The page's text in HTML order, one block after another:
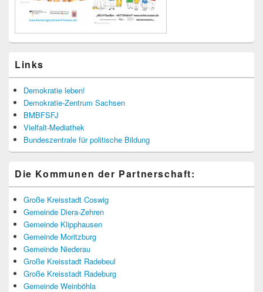
Links
Demokratie leben!
Demokratie-Zentrum Sachsen
BMBFSFJ
Vielfalt-Mediathek
Bundeszentrale für politische Bildung
Die Kommunen der Partnerschaft:
Große Kreisstadt Coswig
Gemeinde Diera-Zehren
Gemeinde Klipphausen
Gemeinde Moritzburg
Gemeinde Niederau
Große Kreisstadt Radebeul
Große Kreisstadt Radeburg
Gemeinde Weinböhla